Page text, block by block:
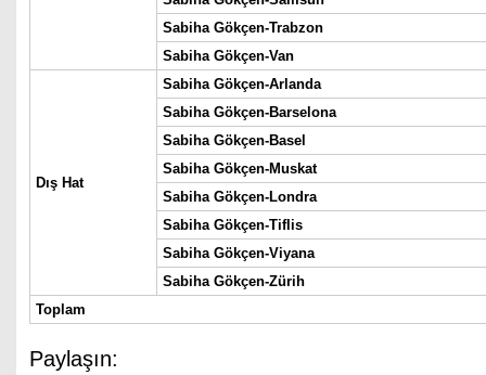
Sabiha Gökçen-Trabzon
Sabiha Gökçen-Van
Dış Hat
Sabiha Gökçen-Arlanda
Sabiha Gökçen-Barselona
Sabiha Gökçen-Basel
Sabiha Gökçen-Muskat
Sabiha Gökçen-Londra
Sabiha Gökçen-Tiflis
Sabiha Gökçen-Viyana
Sabiha Gökçen-Zürih
Toplam
Paylaşın: